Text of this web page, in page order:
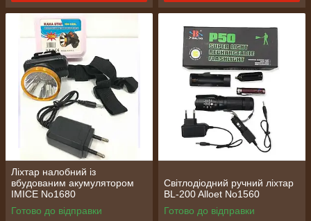
Ліхтар налобний із
вбудованим акумулятором
IMICE No1680
Готово до відправки
Світлодіодний ручний ліхтар
BL-200 Alloet No1560
Готово до відправки